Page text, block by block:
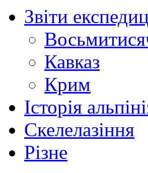
Звіти
Кавказ
Крим
Історія
Скелелазіння
Різне